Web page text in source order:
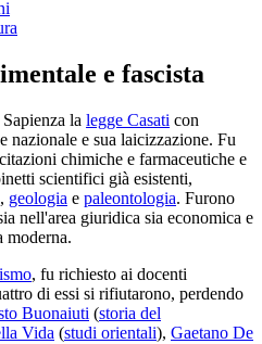
e fascista
la legge Casati con
nazionale e sua laicizzazione. Fu
chimiche e farmaceutiche e
scientifici già esistenti,
, geologia e paleontologia. Furono
nell'area giuridica sia economica e
moderna.
, fu richiesto ai docenti
di essi si rifiutarono, perdendo
Buonaiuti (storia del
Vida (studi orientali), Gaetano De